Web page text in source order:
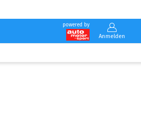
powered by
Anmelden